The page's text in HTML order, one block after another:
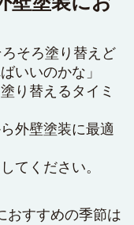
そろ塗り替えど
いいのかな」
り替えるタイミ
外壁塗装に最適
てください。
おすすめの季節は